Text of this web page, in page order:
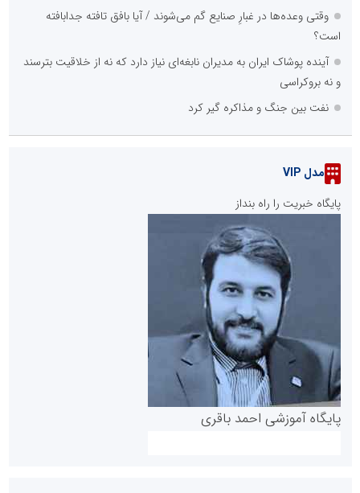
وقتی وعده‌ها در غبارِ صنایع گم می‌شوند / آیا بافق تافته جدابافته
است؟
آینده پوشاک ایران به مدیران نابغه‌ای نیاز دارد که نه از خلاقیت بترسند
و نه بروکراسی
نفت بین جنگ و مذاکره گیر کرد
مدل VIP
پایگاه خبریت را راه بنداز
پایگاه آموزشی احمد باقری